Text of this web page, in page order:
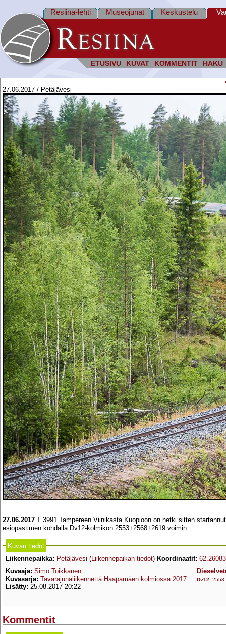
ETUSIVU KUVAT KOMMENTIT HAKU
Resiina-lehti Museojunat Keskustelu
27.06.2017 / Petäjävesi
27.06.2017 T 3991 Tampereen Viinikasta Kuopioon on hetki sitten
esiopastimen kohdalla Dv12-kolmikon 2553+2568+2619 voimin.
Kuvan tiedot
Liikennepaikka: Petäjävesi (Liikennepaikan tiedot) Koordinaatit:
Kuvaaja: Simo Toikkanen
Kuvasarja: Tavarajunaliikennettä Haapamäen kolmiossa 2017
Lisätty: 25.08.2017 20:22
Dv12: 2553
Kommentit